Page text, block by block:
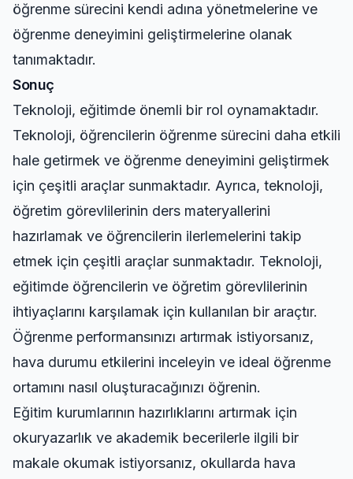
öğrenme sürecini kendi adına yönetmelerine ve
öğrenme deneyimini geliştirmelerine olanak
tanımaktadır.
Sonuç
Teknoloji, eğitimde önemli bir rol oynamaktadır.
Teknoloji, öğrencilerin öğrenme sürecini daha etkili
hale getirmek ve öğrenme deneyimini geliştirmek
için çeşitli araçlar sunmaktadır. Ayrıca, teknoloji,
öğretim görevlilerinin ders materyallerini
hazırlamak ve öğrencilerin ilerlemelerini takip
etmek için çeşitli araçlar sunmaktadır. Teknoloji,
eğitimde öğrencilerin ve öğretim görevlilerinin
ihtiyaçlarını karşılamak için kullanılan bir araçtır.
Öğrenme performansınızı artırmak istiyorsanız,
hava durumu etkilerini inceleyin ve ideal öğrenme
ortamını nasıl oluşturacağınızı öğrenin.
Eğitim kurumlarının hazırlıklarını artırmak için
okuryazarlık ve akademik becerilerle ilgili bir
makale okumak istiyorsanız, okullarda hava